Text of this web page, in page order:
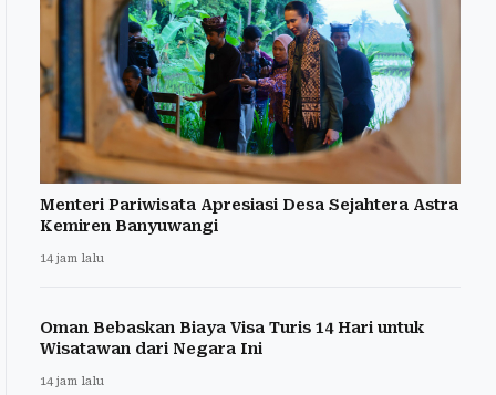
Menteri Pariwisata Apresiasi Desa Sejahtera Astra
Kemiren Banyuwangi
14 jam lalu
Oman Bebaskan Biaya Visa Turis 14 Hari untuk
Wisatawan dari Negara Ini
14 jam lalu